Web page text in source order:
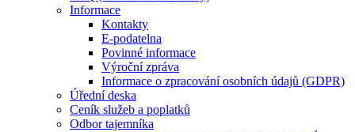
Informace
Kontakty
E-podatelna
Povinné informace
Výroční zpráva
Informace o zpracování osobních údajů (GDPR)
Úřední deska
Ceník služeb a poplatků
Odbor tajemníka